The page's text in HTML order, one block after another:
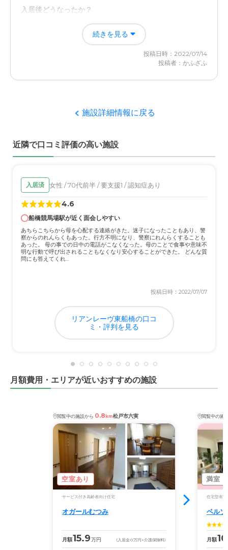
入居後どうなったか？
本人の年金受給額で 施設の 月間一容量がほとんどまかな
えることと 介護をする側の 体力が元に戻ったことです
職員・スタッフ・他入居者の雰囲気について
言葉の壁もなくて 逆に日本人より 親切に対応しててくれ
るのは助かっております
外観・内装・居室・設備について
開放的なつくりで 公共施設へも近く 日当たりもよく 開放
的で 広々としているところです バリアフリーなところは
当然ですが問題ありません
介護医療サービスについて
やはりなんといっても 経営母体が 徳洲会ということが一
鎌ヶ谷駅からも近く 東武野田線も その他京成線もアクセ
スが良くて 食事をするところ家 買い物など見舞いに行っ
ても全く不便を感じません それが一番です
料金費用について
本人の年金支給額の中で ほとんど全ての月間使用量がカ
バーできるところが 一番の入居の決め手になりました そ
続きを見る
投稿日時：2022/07/14
投稿者：かふざふ
施設詳細情報に戻る
近隣で口コミ評価の高い施設
入居済 女性 / 70代前半 / 要支援1 / 認知症あり
4.6
船橋競馬場駅が近く面会しやすい
あちらこちらから母を心配する連絡がきた。迷子になったこともあり、警
察からのれんらくもあった。行方不明になり、警察にれんらくすることも
あった。 母の事での日中の電話がこなくなった。母のことで食事や意味不
明な行動で呼び出されることもなくなり安心することができた。 どんな質
問にも答えてくれ...
投稿日時：2022/07/07
リアンレーヴ東船橋の口コ
ミ・評判を見る
月額費用・エリアが近いおすすめの施設
閲覧中の施設から 0.8km松戸市六実
空室あり
サービス付き高齢者向け住宅
オガールむつみ
月額15.9万円 (入居金0万円 +介護保険料)
閲覧中の施
満室
住宅型有料
ベル
月額